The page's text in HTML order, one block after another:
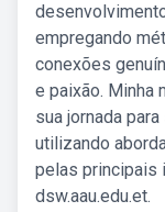
empregando
conexões
e paixão. Minha
sua jornada
utilizando
pelas principais
dsw.aau.edu.et.